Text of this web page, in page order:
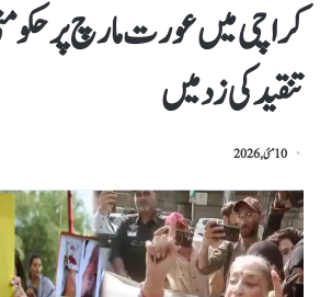
کراچی میں عورت مارچ پر
تنقید کی زد میں
10 مئی, 2026